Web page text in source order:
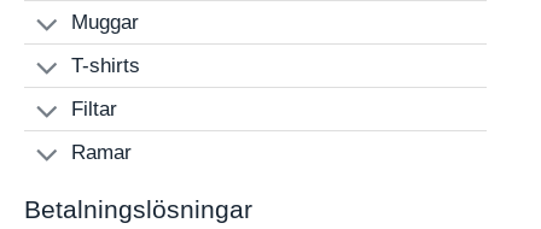
Muggar
T-shirts
Filtar
Ramar
Betalningslösningar